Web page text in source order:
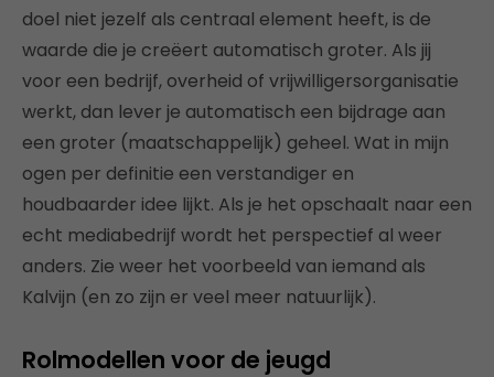
doel niet jezelf als centraal element heeft, is de
waarde die je creëert automatisch groter. Als jij
voor een bedrijf, overheid of vrijwilligersorganisatie
werkt, dan lever je automatisch een bijdrage aan
een groter (maatschappelijk) geheel. Wat in mijn
ogen per definitie een verstandiger en
houdbaarder idee lijkt. Als je het opschaalt naar een
echt mediabedrijf wordt het perspectief al weer
anders. Zie weer het voorbeeld van iemand als
Kalvijn (en zo zijn er veel meer natuurlijk).
Rolmodellen voor de jeugd